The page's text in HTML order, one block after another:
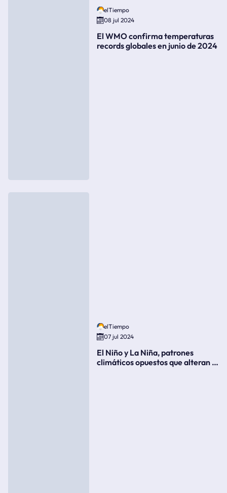
elTiempo
08 jul 2024
El WMO confirma temperaturas
records globales en junio de 2024
elTiempo
07 jul 2024
El Niño y La Niña, patrones
climáticos opuestos que alteran la